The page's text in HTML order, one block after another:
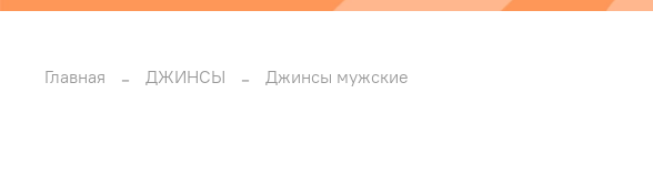
Главная ДЖИНСЫ Джинсы мужские